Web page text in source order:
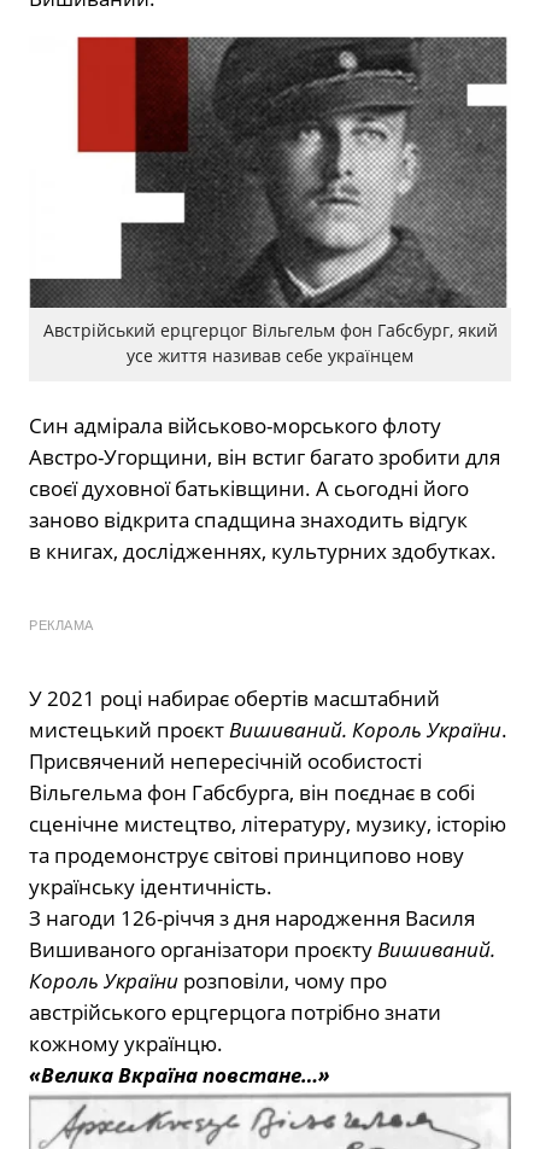
Австрійський ерцгерцог Вільгельм фон Габсбург, який
усе життя називав себе українцем
Син адмірала військово-морського флоту
Австро-Угорщини, він встиг багато зробити для
своєї духовної батьківщини. А сьогодні його
заново відкрита спадщина знаходить відгук
в книгах, дослідженнях, культурних здобутках.
РЕКЛАМА
У 2021 році набирає обертів масштабний
мистецький проєктВишиваний. Король України.
Присвячений непересічній особистості
Вільгельма фон Габсбурга, він поєднає в собі
сценічне мистецтво, літературу, музику, історію
та продемонструє світові принципово нову
українську ідентичність.
З нагоди 126-річчя з дня народження Василя
Вишиваного організатори проєктуВишиваний.
Король України розповіли, чому про
австрійського ерцгерцога потрібно знати
кожному українцю.
«Велика Вкраїна повстане…»